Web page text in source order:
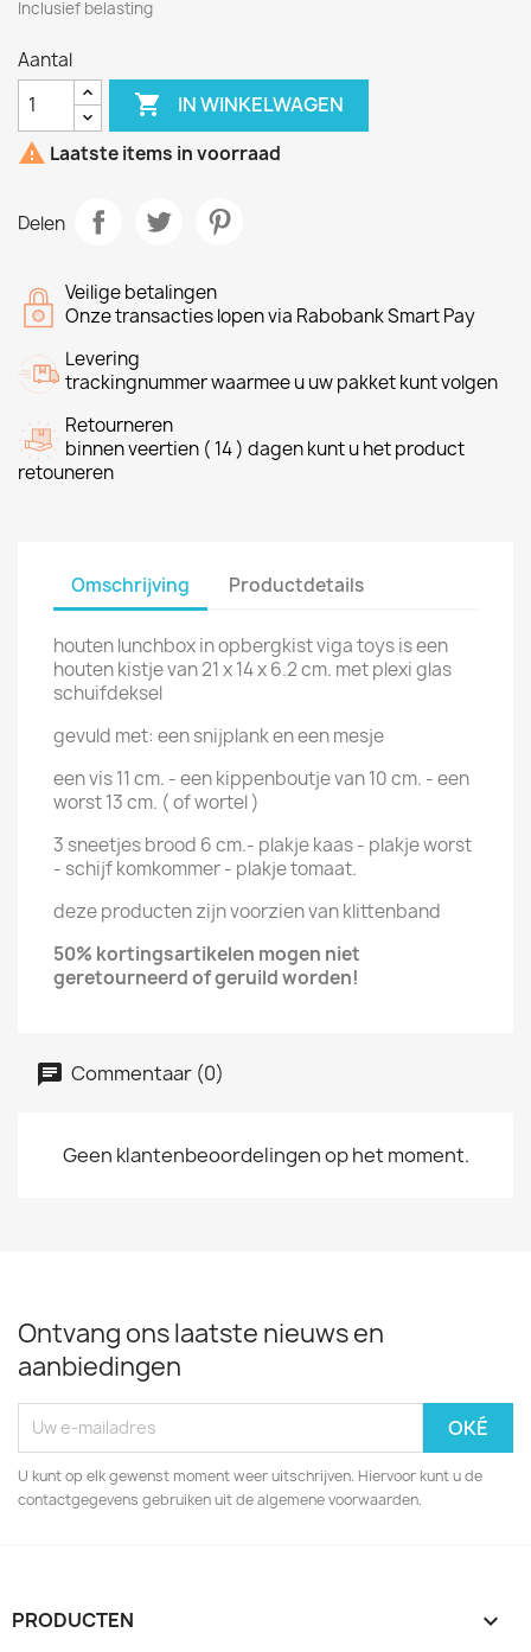
Inclusief belasting
Aantal
 IN WINKELWAGEN
 Laatste items in voorraad
Delen
Veilige betalingen
Onze transacties lopen via Rabobank Smart Pay
Levering
trackingnummer waarmee u uw pakket kunt volgen
Retourneren
binnen veertien ( 14 ) dagen kunt u het product
retouneren
Omschrijving Productdetails
houten lunchbox in opbergkist viga toys is een
houten kistje van 21 x 14 x 6.2 cm. met plexi glas
schuifdeksel
gevuld met: een snijplank en een mesje
een vis 11 cm. - een kippenboutje van 10 cm. - een
worst 13 cm. ( of wortel )
3 sneetjes brood 6 cm.- plakje kaas - plakje worst
- schijf komkommer - plakje tomaat.
deze producten zijn voorzien van klittenband
50% kortingsartikelen mogen niet
geretourneerd of geruild worden!
Commentaar (0)
Geen klantenbeoordelingen op het moment.
Ontvang ons laatste nieuws en
aanbiedingen
U kunt op elk gewenst moment weer uitschrijven. Hiervoor kunt u de
contactgegevens gebruiken uit de algemene voorwaarden.
PRODUCTEN 